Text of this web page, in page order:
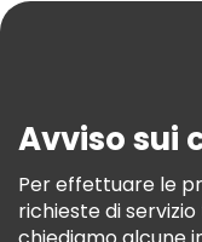
Termini E
Informativa Sui
Freetour Premi
Avviso sui
Per effettuare le
richieste di